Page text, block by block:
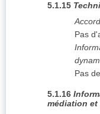
5.1.15
Pas
Pas
5.1.16
médiation et